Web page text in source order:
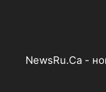
NewsRu.Ca -